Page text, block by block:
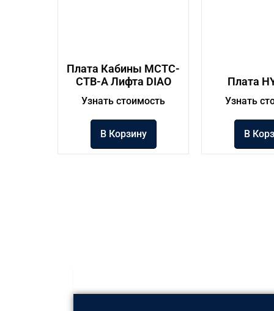
Плата Кабины MCTC-
CTB-A Лифта DIAO
Узнать стоимость
В Корзину
Плата
Узнать
В